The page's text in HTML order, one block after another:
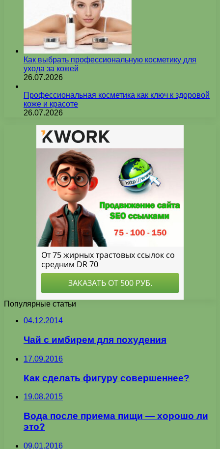
Как выбрать профессиональную косметику для
ухода за кожей
26.07.2026
Профессиональная косметика как ключ к здоровой
коже и красоте
26.07.2026
Популярные статьи
04.12.2014
Чай с имбирем для похудения
17.09.2016
Как сделать фигуру совершеннее?
19.08.2015
Вода после приема пищи — хорошо ли
это?
09.01.2016